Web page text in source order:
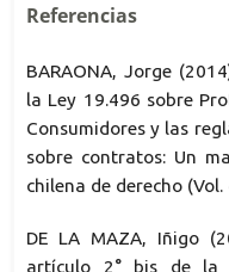
Referencias
BARAONA, Jorge
la Ley 19.496 sobre
Consumidores y las
sobre contratos: Un
chilena de derecho
DE LA MAZA, Iñigo
artículo 2° bis de la